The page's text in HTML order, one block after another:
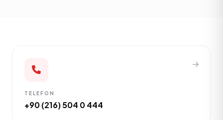
TELEFON
+90 (216) 504 0 444